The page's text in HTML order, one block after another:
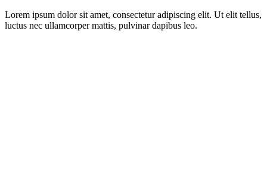
Lorem ipsum dolor sit amet, consectetur adipiscing elit. Ut elit tellus,
luctus nec ullamcorper mattis, pulvinar dapibus leo.